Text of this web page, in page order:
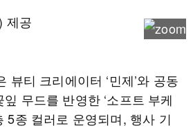
뷰티 크리에이터 ‘민제’와 공동
무드를 반영한 ‘소프트 부케
5종 컬러로 운영되며, 행사 기